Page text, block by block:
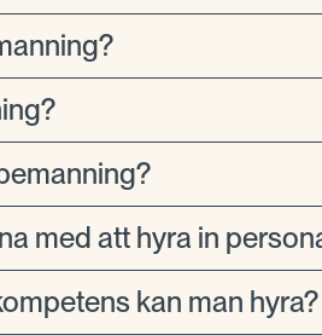
med att hyra in
kan man hyra?